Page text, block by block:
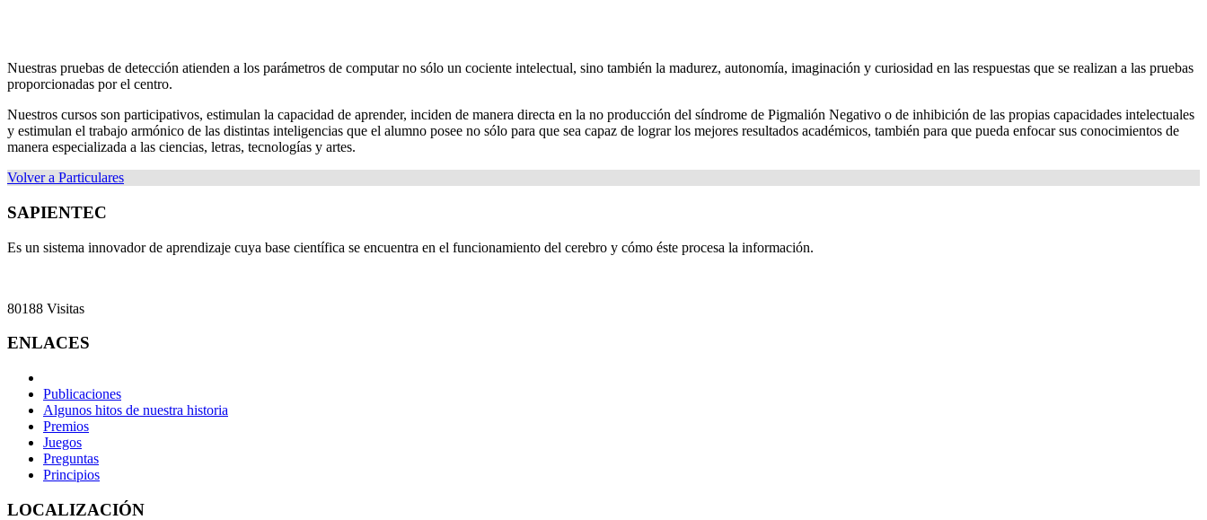
Nuestras pruebas de detección atienden a los parámetros de computar no sólo un cociente intelectual, sino también la madurez, autonomía, imaginación y curiosidad en las respuestas que se realizan a las pruebas
proporcionadas por el centro.
Nuestros cursos son participativos, estimulan la capacidad de aprender, inciden de manera directa en la no producción del síndrome de Pigmalión Negativo o de inhibición de las propias capacidades intelectuales
y estimulan el trabajo armónico de las distintas inteligencias que el alumno posee no sólo para que sea capaz de lograr los mejores resultados académicos, también para que pueda enfocar sus conocimientos de
manera especializada a las ciencias, letras, tecnologías y artes.
Volver a Particulares
SAPIENTEC
Es un sistema innovador de aprendizaje cuya base científica se encuentra en el funcionamiento del cerebro y cómo éste procesa la información.
80188 Visitas
ENLACES
Publicaciones
Algunos hitos de nuestra historia
Premios
Juegos
Preguntas
Principios
LOCALIZACIÓN